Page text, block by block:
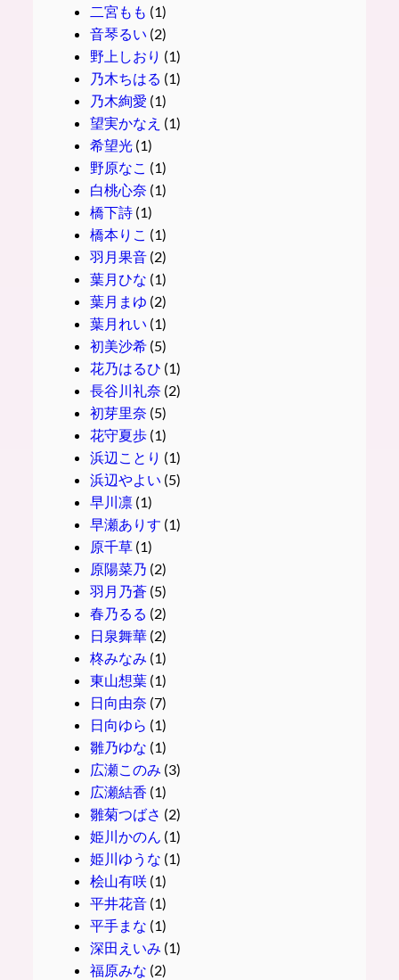
二宮もも (1)
音琴るい (2)
野上しおり (1)
乃木ちはる (1)
乃木絢愛 (1)
望実かなえ (1)
希望光(1)
野原なこ (1)
白桃心奈 (1)
橋下詩(1)
橋本りこ (1)
羽月果音(2)
葉月ひな (1)
葉月まゆ (2)
葉月れい (1)
初美沙希(5)
花乃はるひ (1)
長谷川礼奈 (2)
初芽里奈 (5)
花守夏歩(1)
浜辺ことり (1)
浜辺やよい (5)
早川凛(1)
早瀬ありす (1)
原千草(1)
原陽菜乃 (2)
羽月乃蒼(5)
春乃るる (2)
日泉舞華(2)
柊みなみ (1)
東山想葉(1)
日向由奈 (7)
日向ゆら (1)
雛乃ゆな (1)
広瀬このみ (3)
広瀬結香 (1)
雛菊つばさ (2)
姫川かのん (1)
姫川ゆうな (1)
桧山有咲(1)
平井花音(1)
平手まな (1)
深田えいみ (1)
福原みな (2)